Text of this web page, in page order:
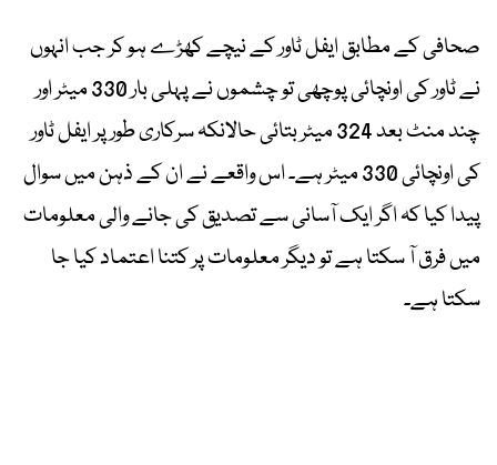
صحافی کے مطابق ایفل ٹاور کے نیچے کھڑے ہو کر جب انہوں
نے ٹاور کی اونچائی پوچھی تو چشموں نے پہلی بار 330 میٹر اور
چند منٹ بعد 324 میٹر بتائی حالانکہ سرکاری طور پر ایفل ٹاور
کی اونچائی 330 میٹر ہے۔ اس واقعے نے ان کے ذہن میں سوال
پیدا کیا کہ اگر ایک آسانی سے تصدیق کی جانے والی معلومات
میں فرق آ سکتا ہے تو دیگر معلومات پر کتنا اعتماد کیا جا
سکتا ہے۔